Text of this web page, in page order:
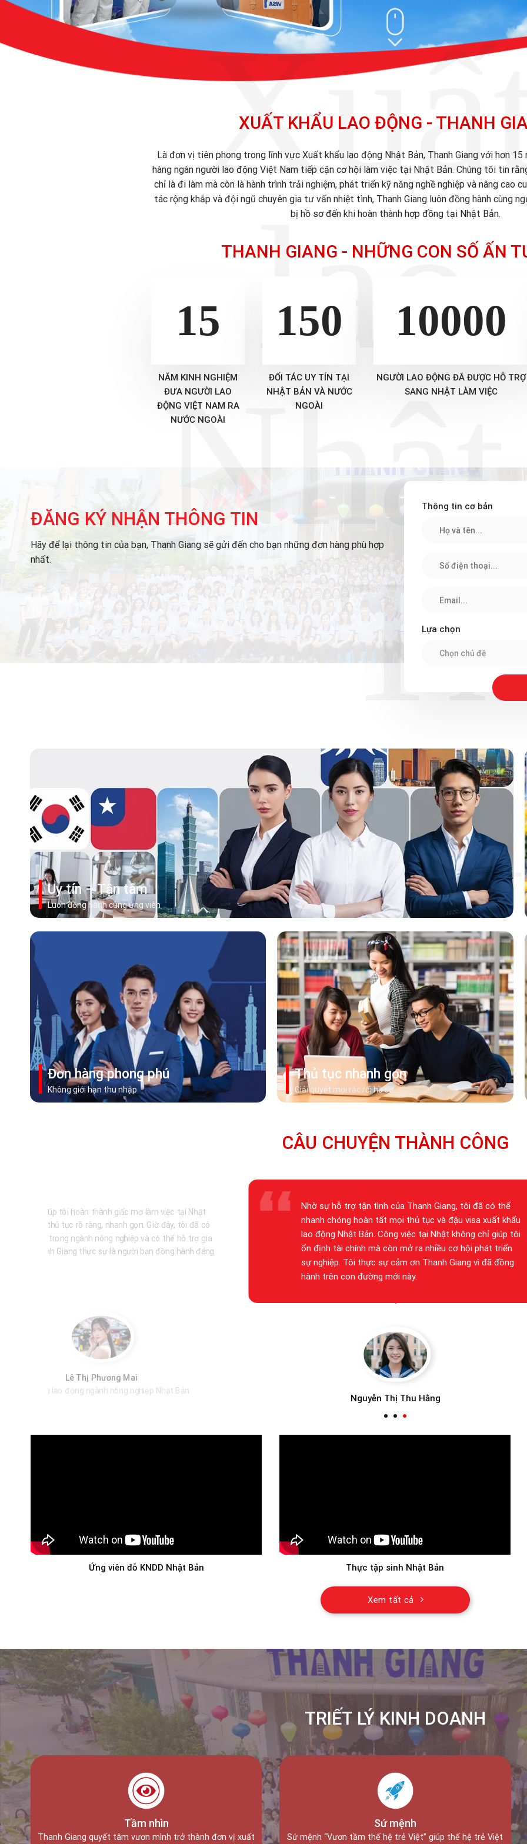
XUẤT KHẨU LAO ĐỘNG - THANH
Là đơn vị tiên phong trong lĩnh vực Xuất khẩu lao động Nhật Bản, Thanh Giang với hơn 15
hàng ngàn người lao động Việt Nam tiếp cận cơ hội làm việc tại Nhật Bản. Chúng tôi tin
chỉ là đi làm mà còn là hành trình trải nghiệm, phát triển kỹ năng nghề nghiệp và nâng cao
tác rộng khắp và đội ngũ chuyên gia tư vấn nhiệt tình, Thanh Giang luôn đồng hành cùng
bị hồ sơ đến khi hoàn thành hợp đồng tại Nhật Bản.
THANH GIANG - NHỮNG CON SỐ ẤN
lao
15
NĂM KINH NGHIỆM
ĐƯA NGƯỜI LAO
ĐỘNG VIỆT NAM RA
NƯỚC NGOÀI
150
ĐỐI TÁC UY TÍN TẠI
NHẬT BẢN VÀ NƯỚC
NGOÀI
10000
NGƯỜI LAO ĐỘNG ĐÃ ĐƯỢC HỖ TRỢ
SANG NHẬT LÀM VIỆC
ĐĂNG KÝ NHẬN THÔNG TIN
Hãy để lại thông tin của bạn, Thanh Giang sẽ gửi đến cho bạn những đơn hàng phù hợp
nhất.
Thông tin cơ bản
Lựa chọn
Uy tín – Tận tâm
Luôn đồng hành cùng ứng viên
Xem thêm
Đơn hàng phong phú
Không giới hạn thu nhập
Xem thêm
Thủ tục nhanh gọn
Giải quyết mọi rắc rối hồ sơ
Xem thêm
CÂU CHUYỆN THÀNH CÔNG
Ban đầu tôi lo lắng về ngôn ngữ và môi trường làm việc
mới, nhưng nhờ khóa học tiếng Nhật của Thanh Giang,
tôi đã có thể giao tiếp cơ bản và tự tin hơn. Hiện tại, tôi
làm việc tại một công ty cơ khí lớn tại Nhật và thu nhập
ổn định. Cảm ơn Thanh Giang đã giúp tôi thực hiện ước
mơ.
Trần Văn Huy
Thực tập sinh ngành cơ khí Nhật Bản
hỗ trợ tận tình của Thanh Giang, tôi đã có thể nhanh
hoàn tất mọi thủ tục và đậu visa xuất khẩu lao động Nhật
việc tại Nhật không chỉ giúp tôi ổn định tài chính mà
ra nhiều cơ hội phát triển sự nghiệp. Tôi thực sự cảm ơn
Nguyễn Thị Thu Hằng
XKLĐ Nhật Bản ngành may mặc
Xem tất cả
TRIẾT LÝ KINH DOANH
Tầm nhìn Sứ mệnh